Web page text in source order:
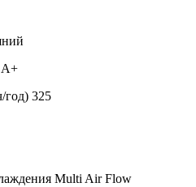
A+
год) 325
Multi Air Flow